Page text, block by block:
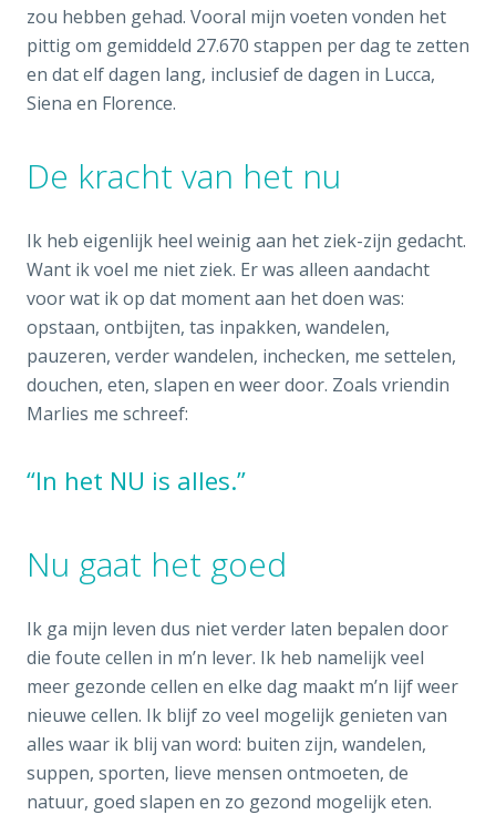
zou hebben gehad. Vooral mijn voeten vonden het
pittig om gemiddeld 27.670 stappen per dag te zetten
en dat elf dagen lang, inclusief de dagen in Lucca,
Siena en Florence.
De kracht van het nu
Ik heb eigenlijk heel weinig aan het ziek-zijn gedacht.
Want ik voel me niet ziek. Er was alleen aandacht
voor wat ik op dat moment aan het doen was:
opstaan, ontbijten, tas inpakken, wandelen,
pauzeren, verder wandelen, inchecken, me settelen,
douchen, eten, slapen en weer door. Zoals vriendin
Marlies me schreef:
“In het NU is alles.”
Nu gaat het goed
Ik ga mijn leven dus niet verder laten bepalen door
die foute cellen in m’n lever. Ik heb namelijk veel
meer gezonde cellen en elke dag maakt m’n lijf weer
nieuwe cellen. Ik blijf zo veel mogelijk genieten van
alles waar ik blij van word: buiten zijn, wandelen,
suppen, sporten, lieve mensen ontmoeten, de
natuur, goed slapen en zo gezond mogelijk eten.